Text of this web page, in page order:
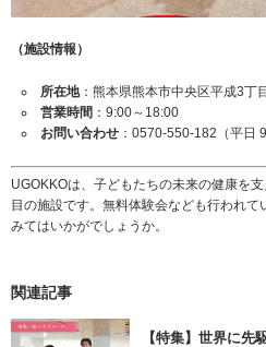
（施設情報）
所在地：熊本県熊本市中央区平成3丁
営業時間 ：9:00～18:00
お問い合わせ ：0570-550-182（平日
UGOKKOは、子どもたちの未来の健康を
目の施設です。無料体験会なども行われ
みてはいかがでしょうか。
関連記事
【特集】世界に先